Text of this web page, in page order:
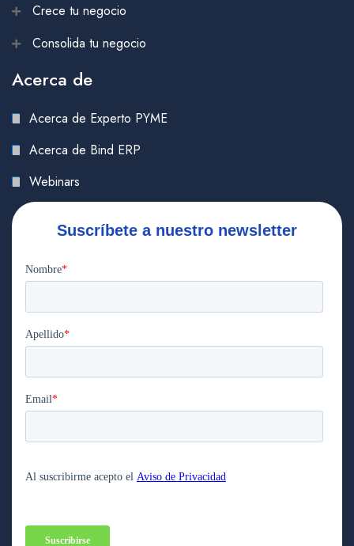
Crece tu negocio
Consolida tu negocio
Acerca de
Acerca de Experto PYME
Acerca de Bind ERP
Webinars
Suscríbete a nuestro newsletter